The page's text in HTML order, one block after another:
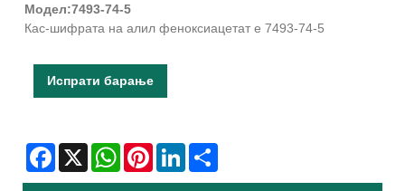
Модел:7493-74-5
Кас-шифрата на алил феноксиацетат е 7493-74-5
Испрати барање
Facebook
X WhatsAppPinterestLinkedIn